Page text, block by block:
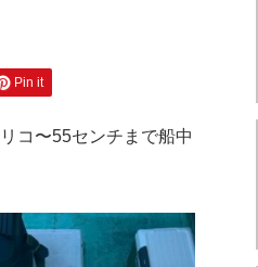
Pin it
コ〜55センチまで船中